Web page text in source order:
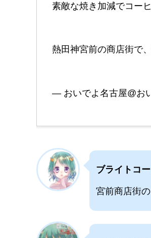
素敵な焼き加減でコー
熱田神宮前の商店街で
— おいでよ名古屋@お
ブライトコ
宮前商店街